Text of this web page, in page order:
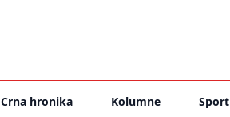
Crna hronika Kolumne Sport